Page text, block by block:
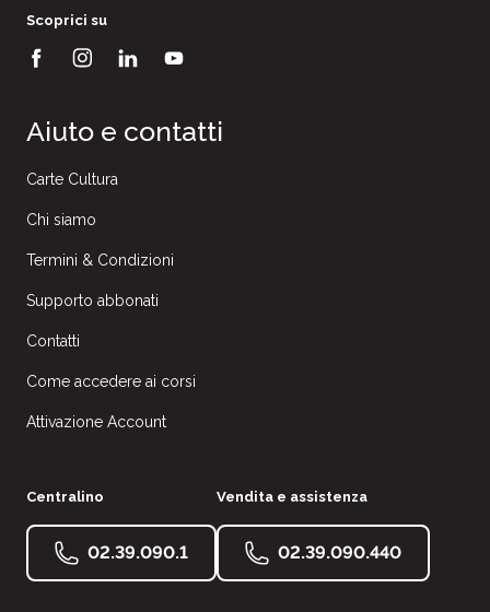
Scoprici su
Aiuto e contatti
Carte Cultura
Chi siamo
Termini & Condizioni
Supporto abbonati
Contatti
Come accedere ai corsi
Attivazione Account
Centralino
02.39.090.1
Vendita e assistenza
02.39.090.440